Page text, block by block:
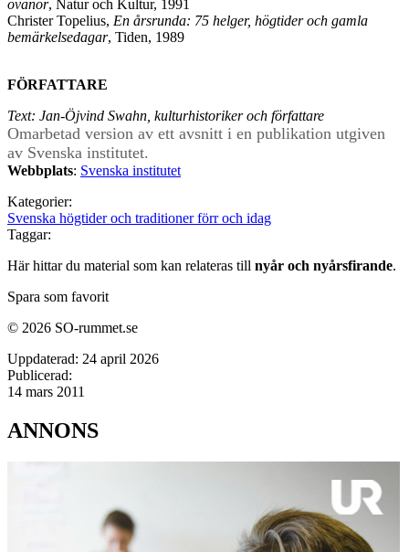
ovanor, Natur och Kultur, 1991
Christer Topelius, En årsrunda: 75 helger, högtider och gamla
bemärkelsedagar, Tiden, 1989
FÖRFATTARE
Text: Jan-Öjvind Swahn, kulturhistoriker och författare
Omarbetad version av ett avsnitt i en publikation utgiven
av Svenska institutet.
Webbplats: Svenska institutet
Kategorier:
Svenska högtider och traditioner förr och idag
Taggar:
Här hittar du material som kan relateras till nyår och nyårsfirande.
Spara som favorit
© 2026 SO-rummet.se
Uppdaterad: 24 april 2026
Publicerad:
14 mars 2011
ANNONS